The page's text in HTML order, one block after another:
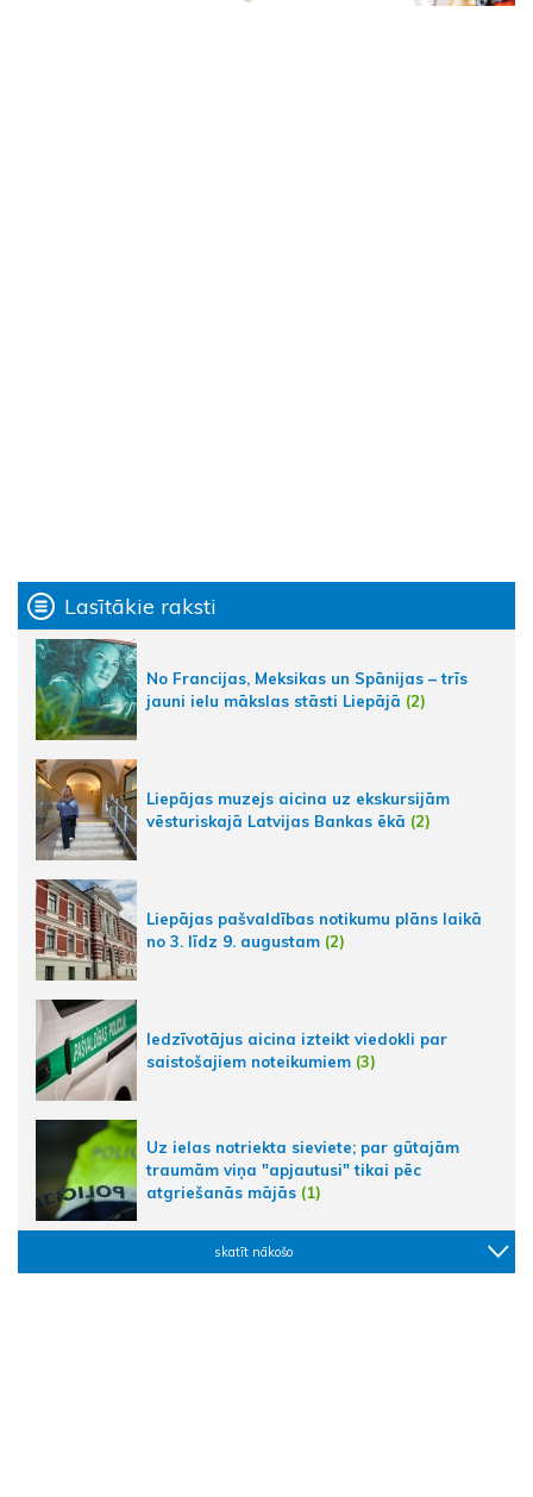
Lasītākie raksti
No Francijas, Meksikas un Spānijas – trīs
jauni ielu mākslas stāsti Liepājā (2)
Liepājas muzejs aicina uz ekskursijām
vēsturiskajā Latvijas Bankas ēkā (2)
Liepājas pašvaldības notikumu plāns laikā
no 3. līdz 9. augustam (2)
Iedzīvotājus aicina izteikt viedokli par
saistošajiem noteikumiem (3)
Uz ielas notriekta sieviete; par gūtajām
traumām viņa "apjautusi" tikai pēc
atgriešanās mājās (1)
skatīt nākošo